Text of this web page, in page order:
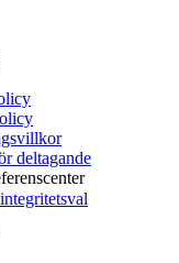
deltagande